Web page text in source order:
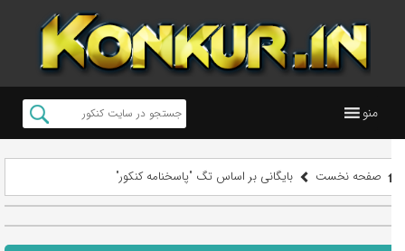
منو
صفحه نخست بایگانی بر اساس تگ "پاسخنامه کنکور"